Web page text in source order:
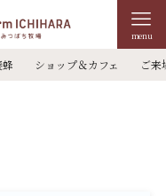
menu
ショップ＆カフェ ご来